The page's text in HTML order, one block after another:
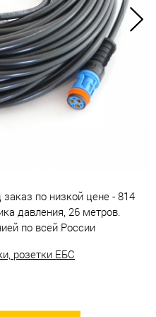
по низкой цене - 814
давления, 26 метров.
по всей России
розетки ЕБС